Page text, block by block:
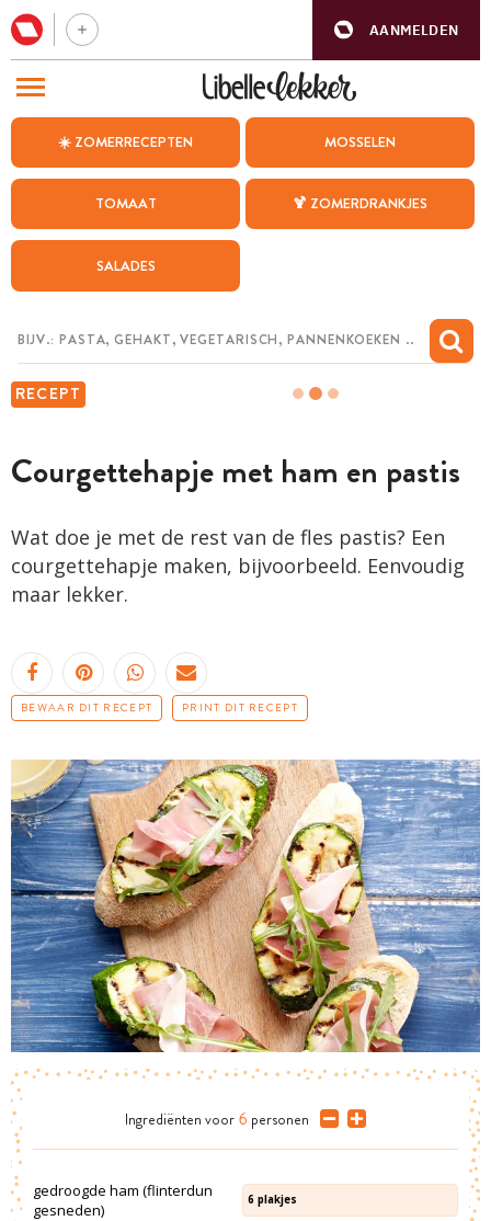
AANMELDEN
☀️ ZOMERRECEPTEN MOSSELEN
TOMAAT 🍹 ZOMERDRANKJES
SALADES
RECEPT
Courgettehapje met ham en pastis
Wat doe je met de rest van de fles pastis? Een
courgettehapje maken, bijvoorbeeld. Eenvoudig
maar lekker.
BEWAAR DIT RECEPT PRINT DIT RECEPT
Ingrediënten voor 6 personen
gedroogde ham (flinterdun
gesneden)
6 plakjes
BEZOEK ONZE ANDERE WEBSITES
WEEKMENU
CHAT MET MAIA
MIJN BEWAARDE RECEPTEN